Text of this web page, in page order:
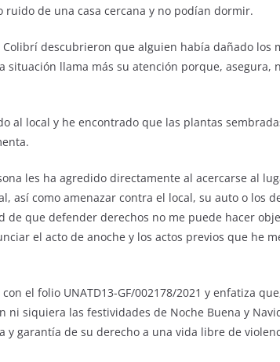
de una casa cercana y no podían dormir.
Colibrí descubrieron que alguien había dañado los
situación llama más su atención porque, asegura,
al local y he encontrado que las plantas
les ha agredido directamente al acercarse al
así como amenazar contra el local, su auto o los
de que defender derechos no me puede hacer
el acto de anoche y los actos previos que he
el folio UNATD13-GF/002178/2021 y enfatiza
ni siquiera las festividades de Noche Buena y
garantía de su derecho a una vida libre de